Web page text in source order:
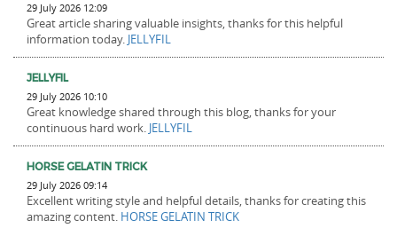
29 July 2026 12:09
Great article sharing valuable insights, thanks for this helpful
information today. JELLYFIL
JELLYFIL
29 July 2026 10:10
Great knowledge shared through this blog, thanks for your
continuous hard work. JELLYFIL
HORSE GELATIN TRICK
29 July 2026 09:14
Excellent writing style and helpful details, thanks for creating this
amazing content. HORSE GELATIN TRICK